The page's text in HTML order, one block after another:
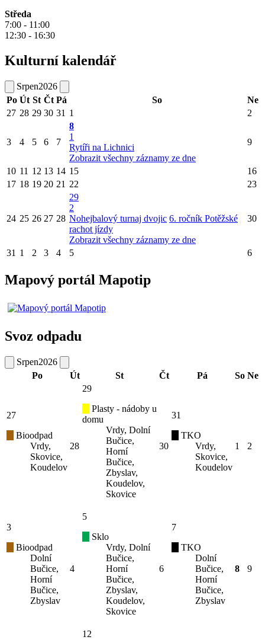
Středa
7:00 - 11:00
12:30 - 16:30
Kulturní kalendář
Srpen2026
Po Út St Čt Pá So
Ne
27 28 29 30 31 1 2
3 4 5 6 7
8
1
Rytíři na Lichnici
Zobrazit všechny záznamy ze dne
9
10 11 12 13 14 15
16
17 18 19 20 21 22 23
24 25 26 27 28
29
2
Nohejbalový turnaj dvojic 6. ročník Potěžské
rachot jízdy
Zobrazit všechny záznamy ze dne
30
31 1 2 3 4 5 6
Mapový portál Mapotip
Svoz odpadu
Srpen2026
Po
Út St Čt Pá So Ne
27
Bioodpad
Vrdy,
Skovice,
Koudelov
28
29
Plasty - nádoby u
domu
Vrdy, Dolní
Bučice,
Horní
Bučice,
Zbyslav,
Koudelov,
Skovice
30
31
TKO
Vrdy,
Skovice,
Koudelov
1 2
3
Bioodpad
Dolní
Bučice,
Horní
Bučice,
Zbyslav
4
5
Sklo
Vrdy, Dolní
Bučice,
Horní
Bučice,
Zbyslav,
Koudelov,
Skovice
6
7
TKO
Dolní
Bučice,
Horní
Bučice,
Zbyslav
8 9
12